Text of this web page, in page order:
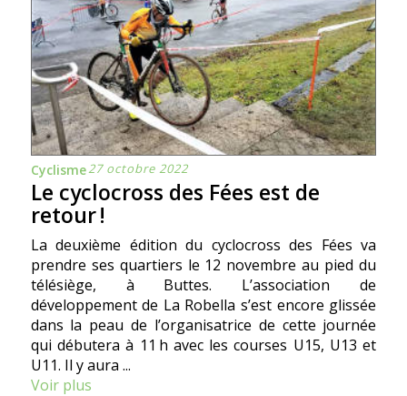
Cyclisme27 octobre 2022
Le cyclocross des Fées est de
retour !
La deuxième édition du cyclocross des Fées va
prendre ses quartiers le 12 novembre au pied du
télésiège, à Buttes. L’association de
développement de La Robella s’est encore glissée
dans la peau de l’organisatrice de cette journée
qui débutera à 11 h avec les courses U15, U13 et
U11. Il y aura ...
Voir plus